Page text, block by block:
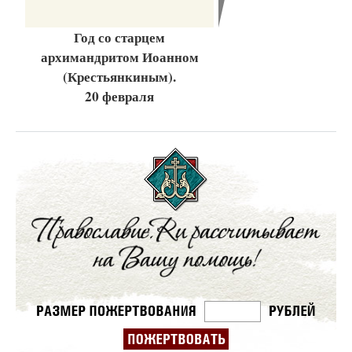
Год со старцем
архимандритом Иоанном
(Крестьянкиным).
20 февраля